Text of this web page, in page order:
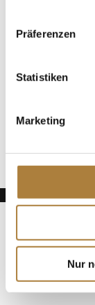
Präferenzen
Statistiken
Marketing
Nur
Weltmeister
eine Legende